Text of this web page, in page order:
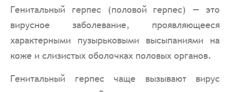
Генитальный герпес (половой герпес) — это
вирусное заболевание, проявляющееся
характерными пузырьковыми высыпаниями на
коже и слизистых оболочках половых органов.
Генитальный герпес чаще вызывают вирус